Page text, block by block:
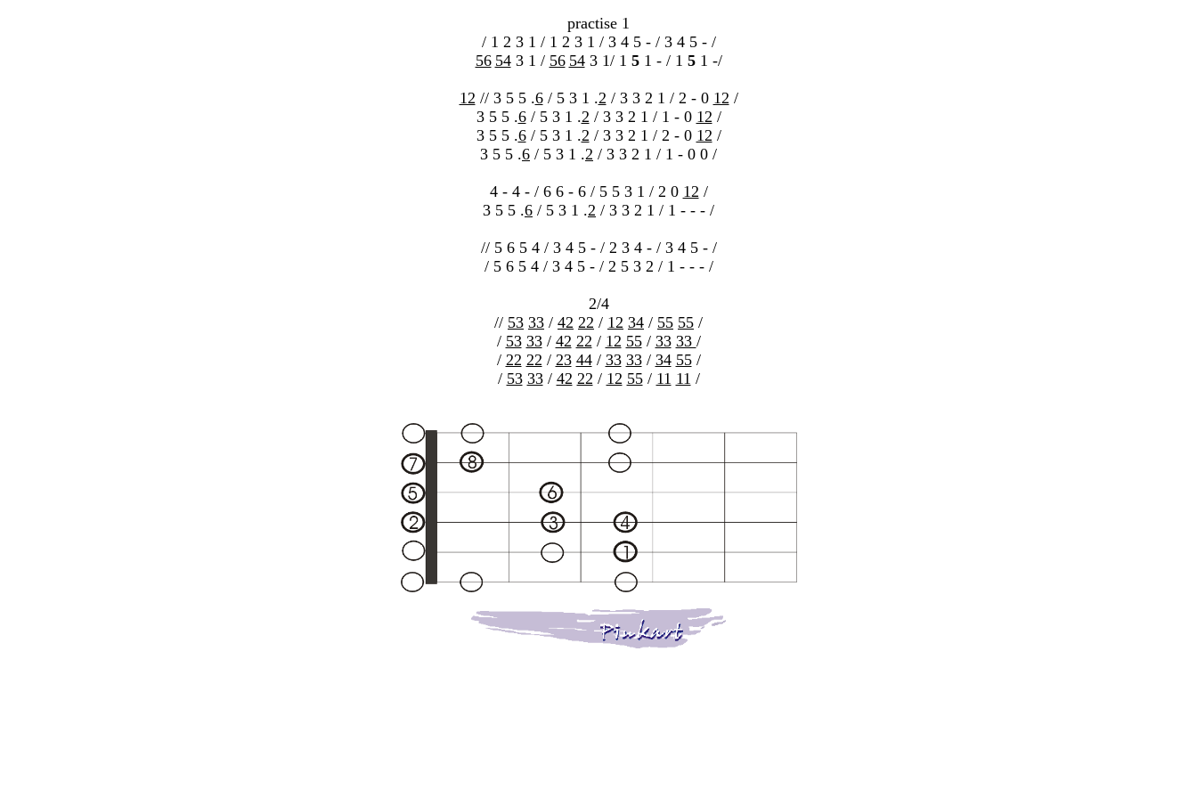
practise 1
/ 1 2 3 1 / 1 2 3 1 / 3 4 5 - / 3 4 5 - /
56 543 1 / 56 543 1/ 1 51 - / 1 51 -/
12 // 3 5 5 .6/ 5 3 1 .2 / 3 3 2 1 / 2 - 0 12 /
3 5 5 .6/ 5 3 1 .2 / 3 3 2 1 / 1 - 0 12 /
3 5 5 .6/ 5 3 1 .2 / 3 3 2 1 / 2 - 0 12 /
3 5 5 .6 / 5 3 1 .2 / 3 3 2 1 / 1 - 0 0 /
4 - 4 - / 6 6 - 6 / 5 5 3 1 / 2 0 12 /
3 5 5 .6 / 5 3 1 .2 / 3 3 2 1 / 1 - - - /
// 5 6 5 4 / 3 4 5 - / 2 3 4 - / 3 4 5 - /
/ 5 6 5 4 / 3 4 5 - / 2 5 3 2 / 1 - - - /
2/4
// 53 33 / 42 22 / 12 34 / 55 55 /
/ 53 33/ 42 22 / 12 55/ 33 33 /
/ 22 22 / 23 44/ 33 33/ 34 55/
/ 53 33/ 42 22 / 12 55/ 11 11 /